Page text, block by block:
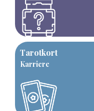
Tarotkort
Karriere